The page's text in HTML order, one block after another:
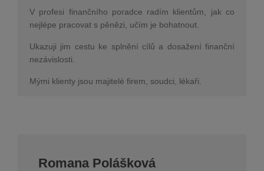
V profesi finančního poradce radím klientům, jak co
nejlépe pracovat s pěnězi, učím je bohatnout.
Ukazuji jim cestu ke splnění cílů a dosažení finanční
nezávislosti.
Mými klienty jsou majitelé firem, soudci, lékaři.
Romana Polášková